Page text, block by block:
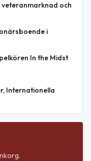
och
i
In the Midst
Internationella